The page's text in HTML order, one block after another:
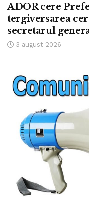
ADOR cere
tergiversarea
secretarul
3 august 2026